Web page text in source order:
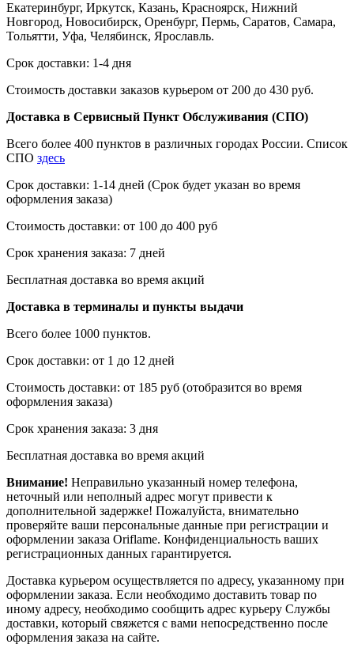
Екатеринбург, Иркутск, Казань, Красноярск, Нижний
Новгород, Новосибирск, Оренбург, Пермь, Саратов, Самара,
Тольятти, Уфа, Челябинск, Ярославль.
Срок доставки: 1-4 дня
Стоимость доставки заказов курьером от 200 до 430 руб.
Доставка в Сервисный Пункт Обслуживания (СПО)
Всего более 400 пунктов в различных городах России. Список
СПО здесь
Срок доставки: 1-14 дней (Срок будет указан во время
оформления заказа)
Стоимость доставки: от 100 до 400 руб
Срок хранения заказа: 7 дней
Бесплатная доставка во время акций
Доставка в терминалы и пункты выдачи
Всего более 1000 пунктов.
Срок доставки: от 1 до 12 дней
Стоимость доставки: от 185 руб (отобразится во время
оформления заказа)
Срок хранения заказа: 3 дня
Бесплатная доставка во время акций
Внимание! Неправильно указанный номер телефона,
неточный или неполный адрес могут привести к
дополнительной задержке! Пожалуйста, внимательно
проверяйте ваши персональные данные при регистрации и
оформлении заказа Oriflame. Конфиденциальность ваших
регистрационных данных гарантируется.
Доставка курьером осуществляется по адресу, указанному при
оформлении заказа. Если необходимо доставить товар по
иному адресу, необходимо сообщить адрес курьеру Службы
доставки, который свяжется с вами непосредственно после
оформления заказа на сайте.